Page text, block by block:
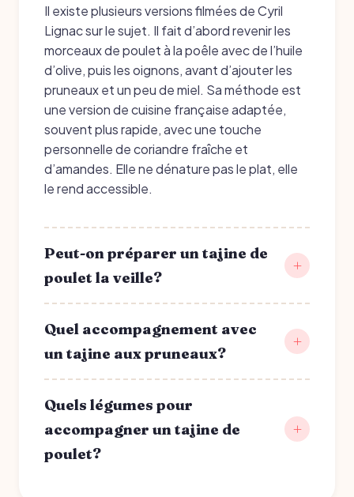
Il existe plusieurs versions filmées de Cyril
Lignac sur le sujet. Il fait d’abord revenir les
morceaux de poulet à la poêle avec de l’huile
d’olive, puis les oignons, avant d’ajouter les
pruneaux et un peu de miel. Sa méthode est
une version de cuisine française adaptée,
souvent plus rapide, avec une touche
personnelle de coriandre fraîche et
d’amandes. Elle ne dénature pas le plat, elle
le rend accessible.
Peut-on préparer un tajine de
poulet la veille?
Quel accompagnement avec
un tajine aux pruneaux?
Quels légumes pour
accompagner un tajine de
poulet?